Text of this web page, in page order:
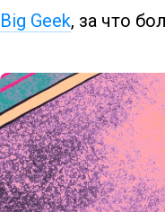
Big Geek, за что